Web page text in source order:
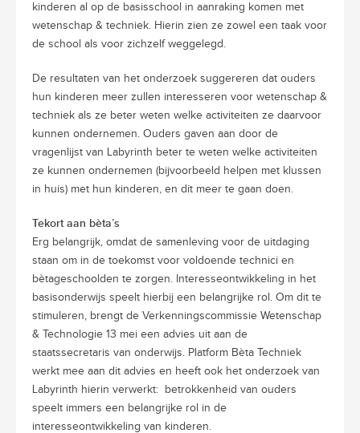
kinderen al op de basisschool in aanraking komen met
wetenschap & techniek. Hierin zien ze zowel een taak voor
de school als voor zichzelf weggelegd.
De resultaten van het onderzoek suggereren dat ouders
hun kinderen meer zullen interesseren voor wetenschap &
techniek als ze beter weten welke activiteiten ze daarvoor
kunnen ondernemen. Ouders gaven aan door de
vragenlijst van Labyrinth beter te weten welke activiteiten
ze kunnen ondernemen (bijvoorbeeld helpen met klussen
in huis) met hun kinderen, en dit meer te gaan doen.
Tekort aan bèta’s
Erg belangrijk, omdat de samenleving voor de uitdaging
staan om in de toekomst voor voldoende technici en
bètageschoolden te zorgen. Interesseontwikkeling in het
basisonderwijs speelt hierbij een belangrijke rol. Om dit te
stimuleren, brengt de Verkenningscommissie Wetenschap
& Technologie 13 mei een advies uit aan de
staatssecretaris van onderwijs. Platform Bèta Techniek
werkt mee aan dit advies en heeft ook het onderzoek van
Labyrinth hierin verwerkt:
betrokkenheid van ouders
speelt immers een belangrijke rol in de
interesseontwikkeling van kinderen.